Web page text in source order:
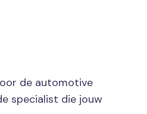
de automotive
specialist die jouw